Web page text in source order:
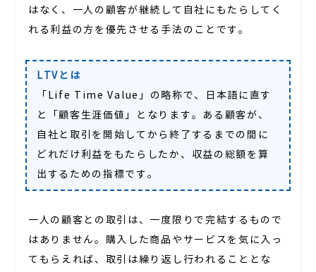
はなく、一人の顧客が継続して自社にもたらしてく
れる利益の方を優先させる手法のことです。
LTVとは
「Life Time Value」の略称で、日本語に直す
と「顧客生涯価値」となります。ある顧客が、
自社と取引を開始してから終了するまでの間に
どれだけ利益をもたらしたか、収益の総額を算
出するための指標です。
一人の顧客との取引は、一度限りで完結するもので
はありません。購入した商品やサービスを気に入っ
てもらえれば、取引は繰り返し行われることとな